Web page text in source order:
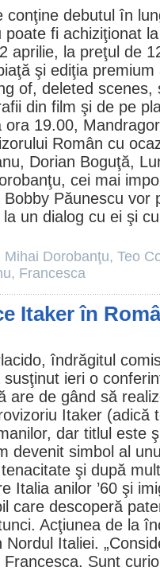
conţine debutul în
poate fi achiziţionat
aprilie, la preţul de
şi ediţia
of, deleted scenes,
din film şi de pe
19.00,
Român cu
, Dorian Boguţă,
, cei mai
Bobby Păunescu vor
un dialog cu ei şi
Mihai Dorobanţu, Teo
, Francesca
Itaker în
, îndrăgitul
susţinut ieri o
are de gând să
Itaker (adică
dar titlul este
devenit simbol al
şi după
Italia anilor ’60 şi
care descoperă
Acţiunea de la
Italiei.
Francesca. Sunt